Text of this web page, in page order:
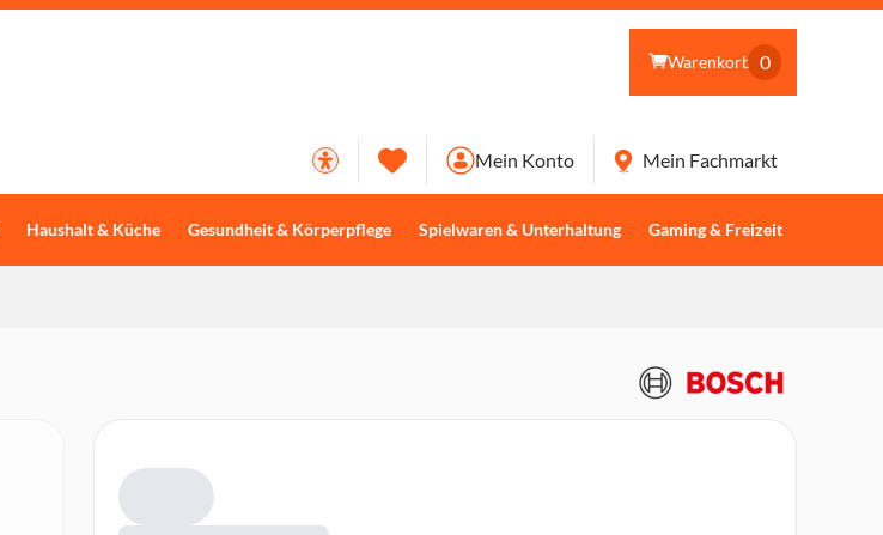
Warenkorb 0
Haushalt & Küche Gesundheit & Körperpflege Spielwaren & Unterhaltung Gaming & Freizeit
Mein Konto Mein Fachmarkt